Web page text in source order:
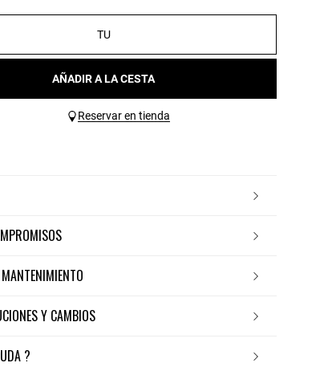
TU
AÑADIR A LA CESTA
Reservar en tienda
MANTENIMIENTO
Y CAMBIOS
?